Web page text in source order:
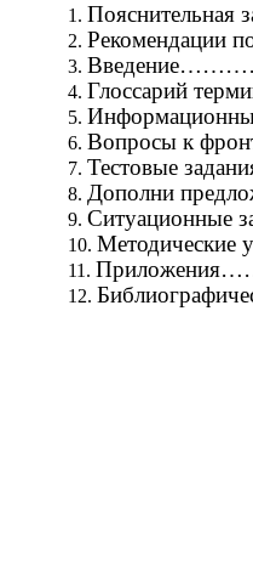
Глоссарий
Вопросы к
Тестовые
Дополни
Методические